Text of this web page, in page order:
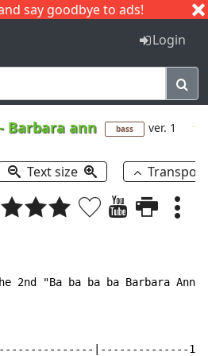
say goodbye to ads!
I J
Login
Barbara ann bass ver. 1
Text size
"Ba ba ba ba Barbara Ann"
|--------------1--